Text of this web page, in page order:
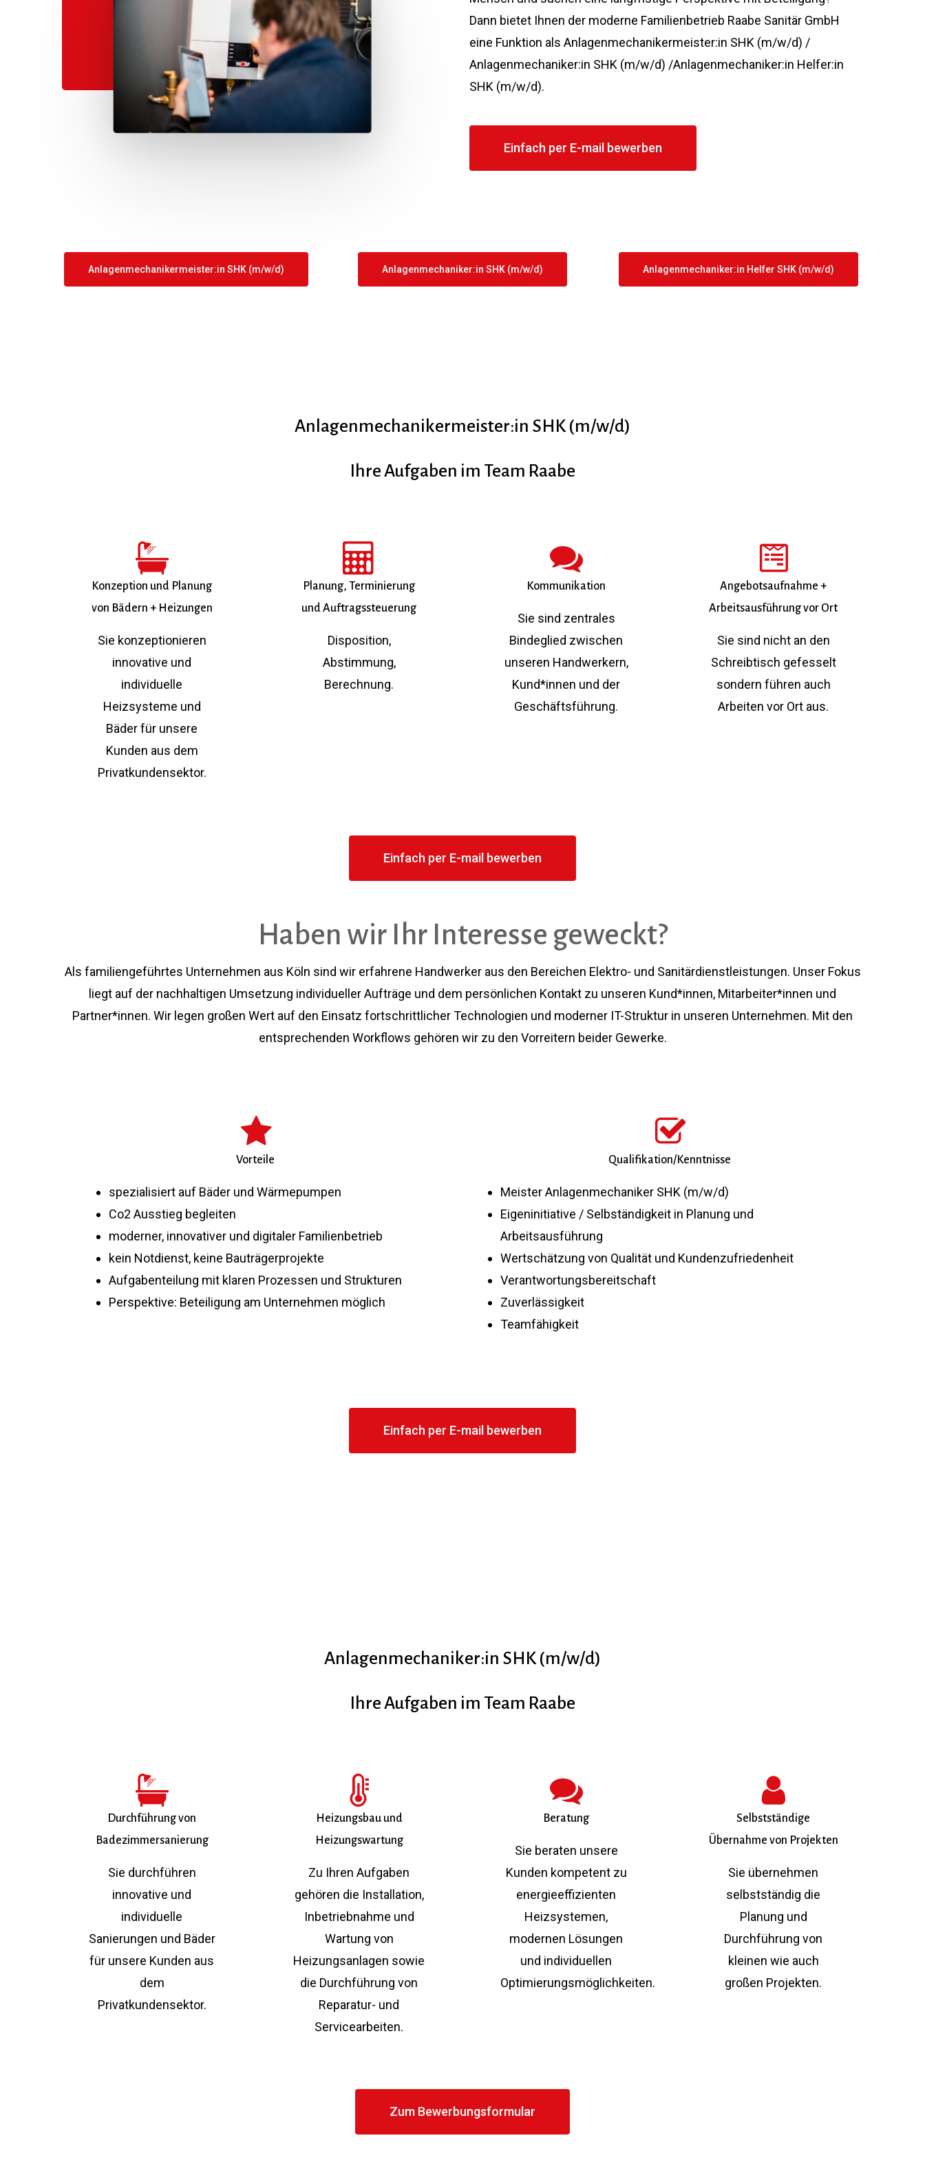
Dann bietet Ihnen der moderne Familienbetrieb Raabe Sanitär GmbH
eine Funktion als Anlagenmechanikermeister:in SHK (m/w/d) /
Anlagenmechaniker:in SHK (m/w/d) /Anlagenmechaniker:in Helfer:in
SHK (m/w/d).
Einfach per E-mail bewerben
Anlagenmechanikermeister:in SHK (m/w/d) Anlagenmechaniker:in SHK (m/w/d) Anlagenmechaniker:in Helfer SHK (m/w/d)
Anlagenmechanikermeister:in SHK (m/w/d)
Ihre Aufgaben im Team Raabe
Konzeption und Planung
von Bädern + Heizungen
Sie konzeptionieren
innovative und
individuelle
Heizsysteme und
Bäder für unsere
Kunden aus dem
Privatkundensektor.
Planung, Terminierung
und Auftragssteuerung
Disposition,
Abstimmung,
Berechnung.
Kommunikation
Sie sind zentrales
Bindeglied zwischen
unseren Handwerkern,
Kund*innen und der
Geschäftsführung.
Angebotsaufnahme +
Arbeitsausführung vor Ort
Sie sind nicht an den
Schreibtisch gefesselt
sondern führen auch
Arbeiten vor Ort aus.
Einfach per E-mail bewerben
Haben wir Ihr Interesse geweckt?
Als familiengeführtes Unternehmen aus Köln sind wir erfahrene Handwerker aus den Bereichen Elektro- und Sanitärdienstleistungen. Unser Fokus
liegt auf der nachhaltigen Umsetzung individueller Aufträge und dem persönlichen Kontakt zu unseren Kund*innen, Mitarbeiter*innen und
Partner*innen. Wir legen großen Wert auf den Einsatz fortschrittlicher Technologien und moderner IT-Struktur in unseren Unternehmen. Mit den
entsprechenden Workflows gehören wir zu den Vorreitern beider Gewerke.
Vorteile
spezialisiert auf Bäder und Wärmepumpen
Co2 Ausstieg begleiten
moderner, innovativer und digitaler Familienbetrieb
kein Notdienst, keine Bauträgerprojekte
Aufgabenteilung mit klaren Prozessen und Strukturen
Perspektive: Beteiligung am Unternehmen möglich
Qualifikation/Kenntnisse
Meister Anlagenmechaniker SHK (m/w/d)
Eigeninitiative / Selbständigkeit in Planung und
Arbeitsausführung
Wertschätzung von Qualität und Kundenzufriedenheit
Verantwortungsbereitschaft
Zuverlässigkeit
Teamfähigkeit
Einfach per E-mail bewerben
Anlagenmechaniker:in SHK (m/w/d)
Ihre Aufgaben im Team Raabe
Durchführung von
Badezimmersanierung
Sie durchführen
innovative und
individuelle
Sanierungen und Bäder
für unsere Kunden aus
dem
Privatkundensektor.
Heizungsbau und
Heizungswartung
Zu Ihren Aufgaben
gehören die Installation,
Inbetriebnahme und
Wartung von
Heizungsanlagen sowie
die Durchführung von
Reparatur- und
Servicearbeiten.
Beratung
Sie beraten unsere
Kunden kompetent zu
energieeffizienten
Heizsystemen,
modernen Lösungen
und individuellen
Optimierungsmöglichkeiten.
Selbstständige
Übernahme von Projekten
Sie übernehmen
selbstständig die
Planung und
Durchführung von
kleinen wie auch
großen Projekten.
Zum Bewerbungsformular